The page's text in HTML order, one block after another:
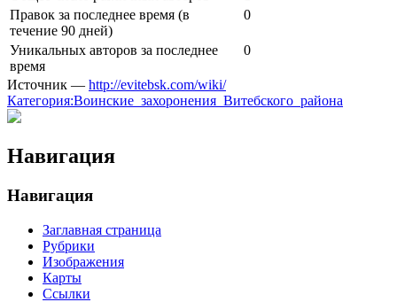
Правок за последнее время (в
течение 90 дней)
0
Уникальных авторов за последнее
время
0
Источник — http://evitebsk.com/wiki/
Категория:Воинские_захоронения_Витебского_района
Навигация
Навигация
Заглавная страница
Рубрики
Изображения
Карты
Ссылки